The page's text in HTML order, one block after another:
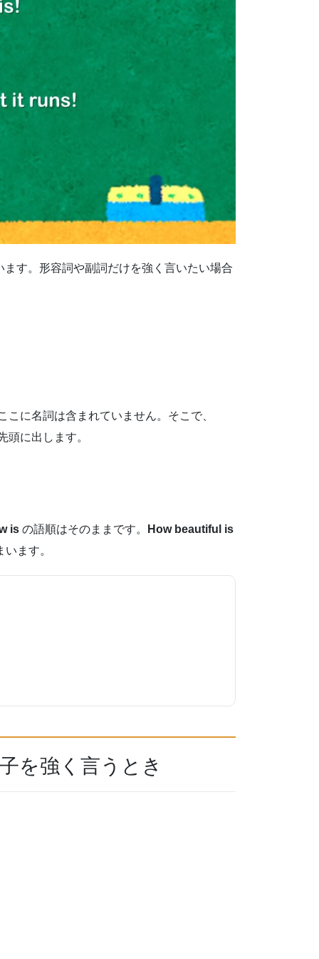
す。形容詞や副詞だけを強く言いたい場合
に名詞は含まれていません。そこで、
頭に出します。
is の語順はそのままです。
How beautiful is
ます。
を強く言うとき